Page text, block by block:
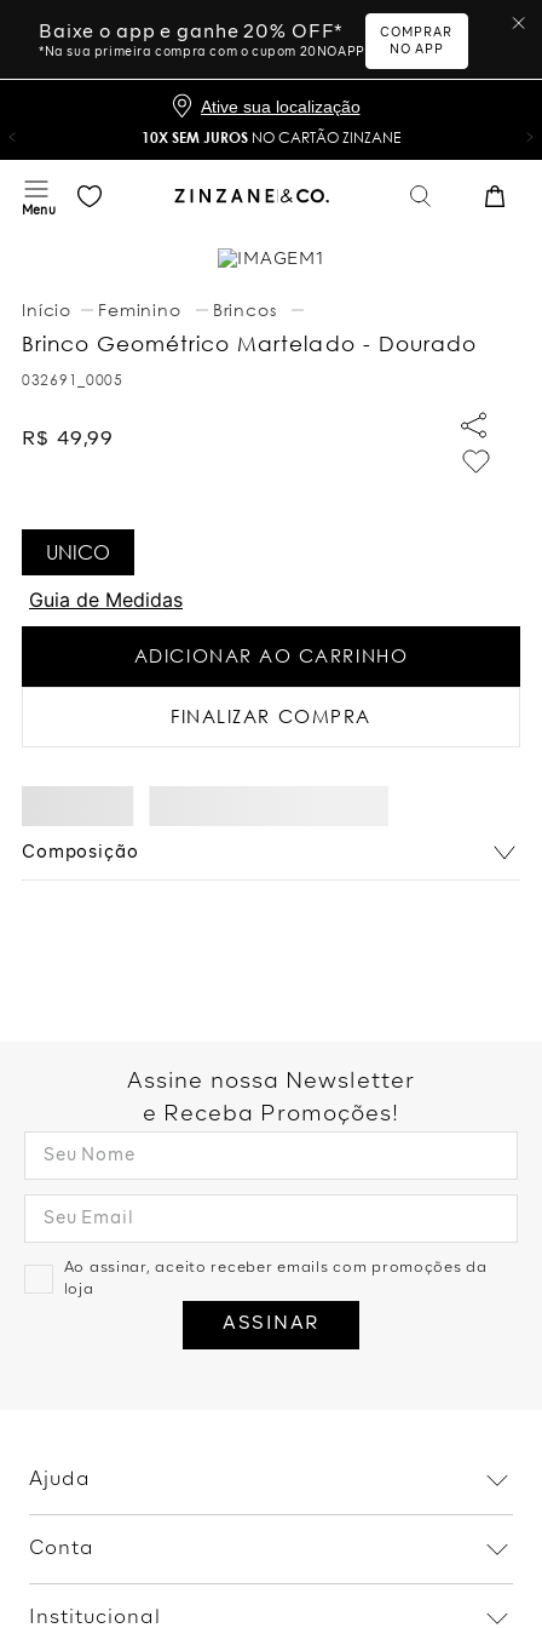
Baixe o app e ganhe 20% OFF*
*Na sua primeira compra com o cupom 20NOAPP
COMPRAR
NO APP
Ative sua localização
10X SEM JUROS NO CARTÃO ZINZANE
Feminino Brincos
Brinco Geométrico Martelado - Dourado
032691_0005
R$ 49,99
UNICO
Guia de Medidas
ADICIONAR AO CARRINHO
FINALIZAR COMPRA
Composição
Assine nossa Newsletter
e Receba Promoções!
Ao assinar, aceito receber emails com promoções da
loja
ASSINAR
Ajuda
Conta
Institucional